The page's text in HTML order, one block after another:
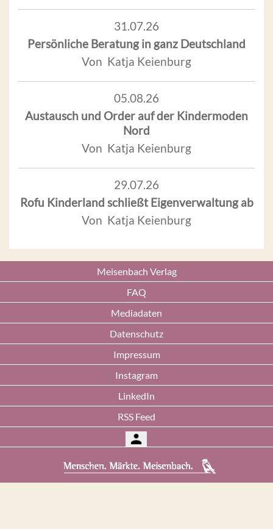
31.07.26
Persönliche Beratung in ganz Deutschland
Von Katja Keienburg
05.08.26
Austausch und Order auf der Kindermoden
Nord
Von Katja Keienburg
29.07.26
Rofu Kinderland schließt Eigenverwaltung ab
Von Katja Keienburg
Meisenbach Verlag
FAQ
Mediadaten
Datenschutz
Impressum
Instagram
LinkedIn
RSS Feed